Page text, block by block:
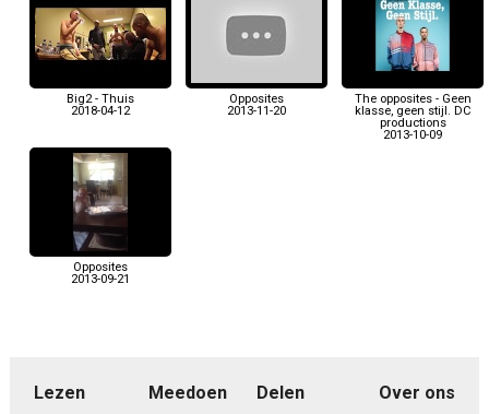
Big2 - Thuis
2018-04-12
Opposites
2013-11-20
The opposites - Geen
klasse, geen stijl. DC
productions
2013-10-09
Opposites
2013-09-21
Lezen
Meedoen
Delen
Over ons